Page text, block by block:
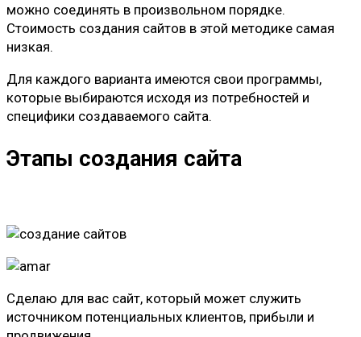
можно соединять в произвольном порядке.
Стоимость создания сайтов в этой методике самая
низкая.
Для каждого варианта имеются свои программы,
которые выбираются исходя из потребностей и
специфики создаваемого сайта.
Этапы создания сайта
Сделаю для вас сайт, который может служить
источником потенциальных клиентов, прибыли и